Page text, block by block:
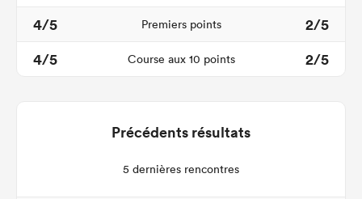
4/5
Premiers points
2/5
4/5
Course aux 10 points 2/5
Précédents résultats
5 dernières rencontres